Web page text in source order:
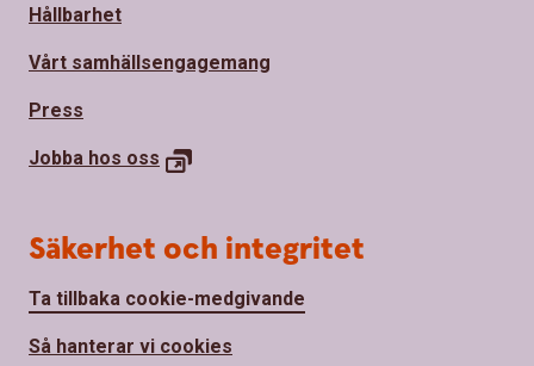
Hållbarhet
Vårt samhällsengagemang
Press
Jobba hos oss
Säkerhet och integritet
Ta tillbaka cookie-medgivande
Så hanterar vi cookies